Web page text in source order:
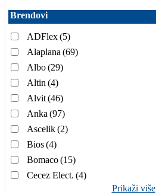
Brendovi
ADFlex(5)
Alaplana (69)
Albo(29)
Altin (4)
Alvit(46)
Anka (97)
Ascelik(2)
Bios(4)
Bomaco(15)
Cecez Elect. (4)
Prikaži više